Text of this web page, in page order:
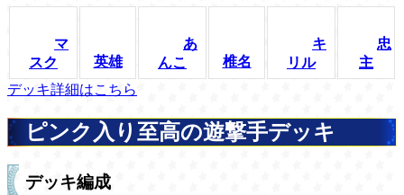
マ
スク
英雄
あ
んこ
椎名
キ
リル
忠
主
デッキ詳細はこちら
ピンク入り至高の遊撃手デッキ
デッキ編成